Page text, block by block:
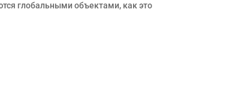
глобальными объектами, как это